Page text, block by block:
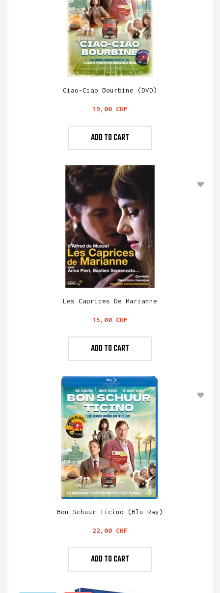
Ciao-Ciao Bourbine (DVD)
Preis
19,00 CHF
ADD TO CART
Les Caprices De Marianne
Preis
15,00 CHF
ADD TO CART
Bon Schuur Ticino (blu-Ray)
Preis
22,00 CHF
ADD TO CART